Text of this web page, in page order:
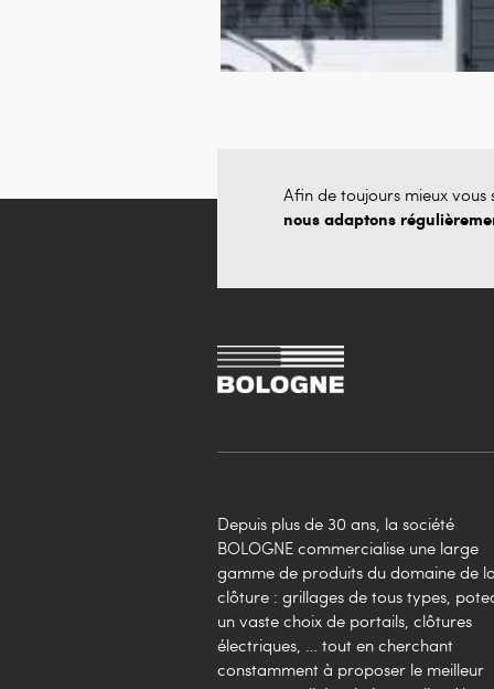
Afin de toujours mieux vous
nous adaptons
Depuis plus de 30 ans, la société
BOLOGNE commercialise une large
gamme de produits du domaine de
clôture : grillages de tous types,
un vaste choix de portails, clôtures
électriques, … tout en cherchant
constamment à proposer le meilleur